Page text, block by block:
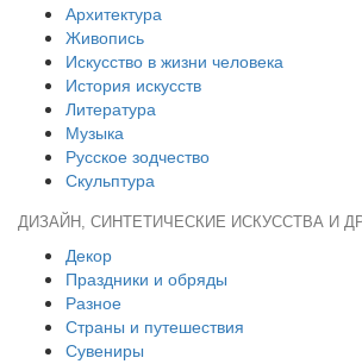
Архитектура
Живопись
Искусство в жизни человека
История искусств
Литература
Музыка
Русское зодчество
Скульптура
ДИЗАЙН, СИНТЕТИЧЕСКИЕ ИСКУССТВА И
Декор
Праздники и обряды
Разное
Страны и путешествия
Сувениры